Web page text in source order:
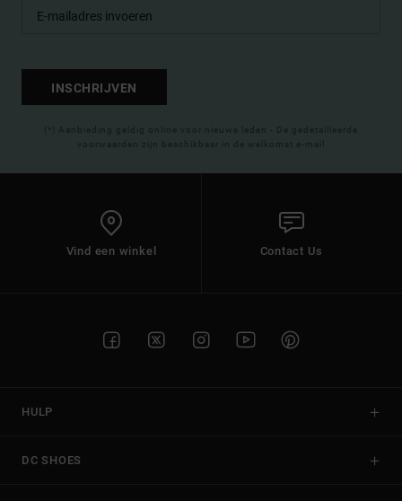
INSCHRIJVEN
(*) Aanbieding geldig online voor nieuwe leden - De gedetailleerde
voorwaarden zijn beschikbaar in de welkomst e-mail
Vind een winkel Contact Us
HULP
DC SHOES